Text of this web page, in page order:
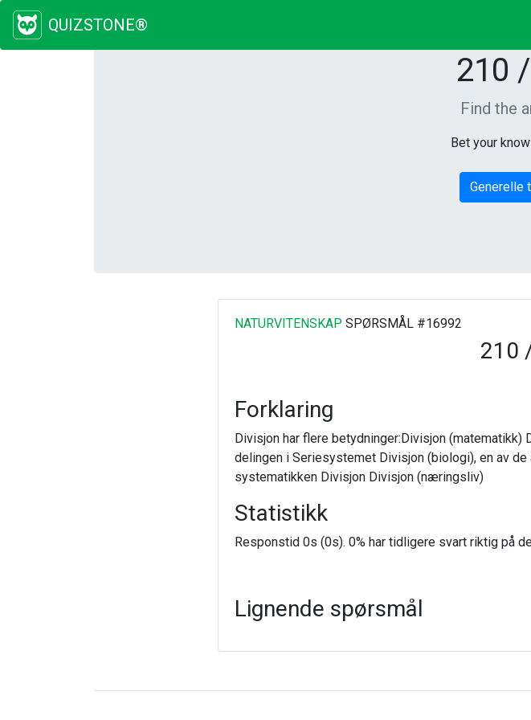
QUIZSTONE®
210
Find the
Bet your
Generelle
NATURVITENSKAP SPØRSMÅL #16992
210
Forklaring
Divisjon har flere betydninger:Divisjon
delingen i Seriesystemet Divisjon (biologi), en av
systematikken Divisjon Divisjon (næringsliv)
Statistikk
Responstid 0s (0s). 0% har tidligere svart riktig på
Lignende spørsmål